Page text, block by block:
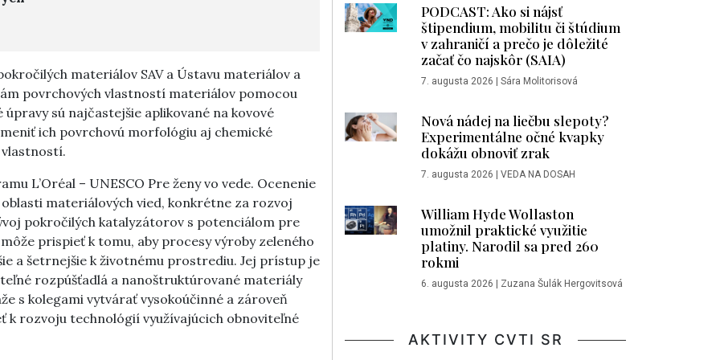
materiálov SAV a Ústavu materiálov a
povrchových vlastností materiálov pomocou
sú najčastejšie aplikované na kovové
ich povrchovú morfológiu aj chemické
vlastností.
L’Oréal – UNESCO Pre ženy vo vede. Ocenenie
materiálových vied, konkrétne za rozvoj
pokročilých katalyzátorov s potenciálom pre
prispieť k tomu, aby procesy výroby zeleného
a šetrnejšie k životnému prostrediu. Jej prístup je
rozpúšťadlá a nanoštruktúrované materiály
s kolegami vytvárať vysokoúčinné a zároveň
k rozvoju technológií využívajúcich obnoviteľné
PODCAST: Ako si nájsť
štipendium, mobilitu či štúdium
v zahraničí a prečo je dôležité
začať čo najskôr (SAIA)
7. augusta 2026 | Sára Molitorisová
Nová nádej na liečbu slepoty?
Experimentálne očné kvapky
dokážu obnoviť zrak
7. augusta 2026 | VEDA NA DOSAH
William Hyde Wollaston
umožnil praktické využitie
platiny. Narodil sa pred 260
rokmi
6. augusta 2026 | Zuzana Šulák Hergovitsová
AKTIVITY CVTI SR